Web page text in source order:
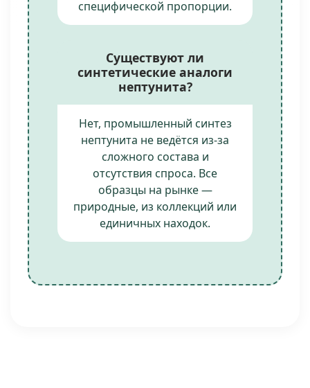
специфической пропорции.
Существуют ли
синтетические аналоги
нептунита?
Нет, промышленный синтез
нептунита не ведётся из-за
сложного состава и
отсутствия спроса. Все
образцы на рынке —
природные, из коллекций или
единичных находок.